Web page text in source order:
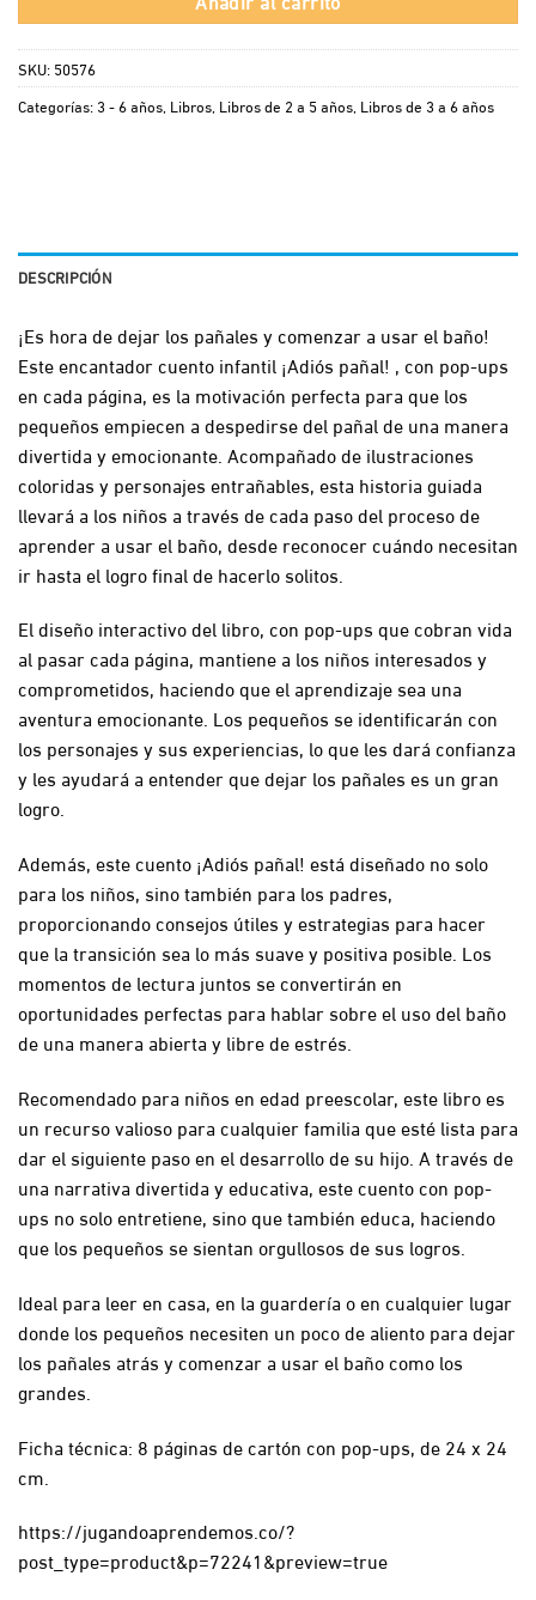
SKU: 50576
Categorías: 3 - 6 años Libros Libros de 2 a 5 años Libros de 3 a 6 años
DESCRIPCIÓN
¡Es hora de dejar los pañales y comenzar a usar el baño!
Este encantador cuento infantil ¡Adiós pañal! , con pop-ups
en cada página, es la motivación perfecta para que los
pequeños empiecen a despedirse del pañal de una manera
divertida y emocionante. Acompañado de ilustraciones
coloridas y personajes entrañables, esta historia guiada
llevará a los niños a través de cada paso del proceso de
aprender a usar el baño, desde reconocer cuándo necesitan
ir hasta el logro final de hacerlo solitos.
El diseño interactivo del libro, con pop-ups que cobran vida
al pasar cada página, mantiene a los niños interesados y
comprometidos, haciendo que el aprendizaje sea una
aventura emocionante. Los pequeños se identificarán con
los personajes y sus experiencias, lo que les dará confianza
y les ayudará a entender que dejar los pañales es un gran
logro.
Además, este cuento ¡Adiós pañal! está diseñado no solo
para los niños, sino también para los padres,
proporcionando consejos útiles y estrategias para hacer
que la transición sea lo más suave y positiva posible. Los
momentos de lectura juntos se convertirán en
oportunidades perfectas para hablar sobre el uso del baño
de una manera abierta y libre de estrés.
Recomendado para niños en edad preescolar, este libro es
un recurso valioso para cualquier familia que esté lista para
dar el siguiente paso en el desarrollo de su hijo. A través de
una narrativa divertida y educativa, este cuento con pop-
ups no solo entretiene, sino que también educa, haciendo
que los pequeños se sientan orgullosos de sus logros.
Ideal para leer en casa, en la guardería o en cualquier lugar
donde los pequeños necesiten un poco de aliento para dejar
los pañales atrás y comenzar a usar el baño como los
grandes.
Ficha técnica: 8 páginas de cartón con pop-ups, de 24 x 24
cm.
https://jugandoaprendemos.co/?
post_type=product&p=72241&preview=true